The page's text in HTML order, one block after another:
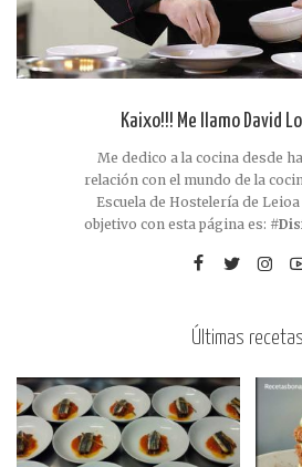
Kaixo!!! Me llamo David
Me dedico a la cocina desde
relación con el mundo de la
Escuela de Hostelería de
objetivo con esta página es:
Últimas recetas